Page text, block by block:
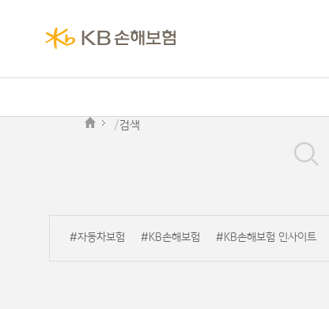
검색
#자동차보험 #KB손해보험 #KB손해보험 인사이트